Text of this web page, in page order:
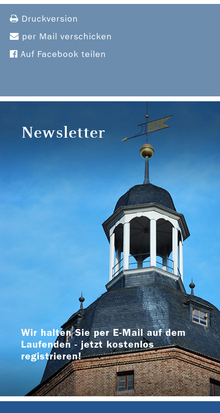
Druckversion
per Mail verschicken
Auf Facebook teilen
Newsletter
Wir halten Sie per E-Mail auf dem
Laufenden - jetzt kostenlos
registrieren!